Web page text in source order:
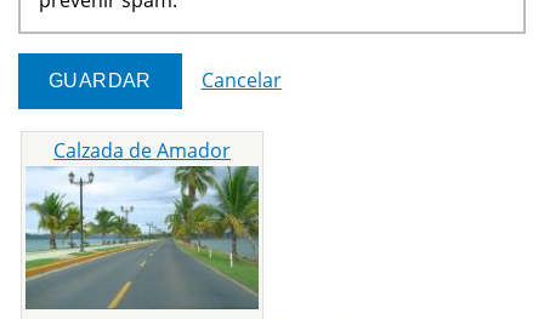
Cancelar
Calzada de Amador